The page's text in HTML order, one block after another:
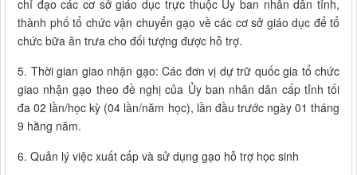
chỉ đạo các cơ sở giáo dục trực thuộc Ủy ban nhân dân tỉnh,
thành phố tổ chức vận chuyển gạo về các cơ sở giáo dục để tổ
chức bữa ăn trưa cho đối tượng được hỗ trợ.
5. Thời gian giao nhận gạo: Các đơn vị dự trữ quốc gia tổ chức
giao nhận gạo theo đề nghị của Ủy ban nhân dân cấp tỉnh tối
đa 02 lần/học kỳ (04 lần/năm học), lần đầu trước ngày 01 tháng
9 hằng năm.
6. Quản lý việc xuất cấp và sử dụng gạo hỗ trợ học sinh